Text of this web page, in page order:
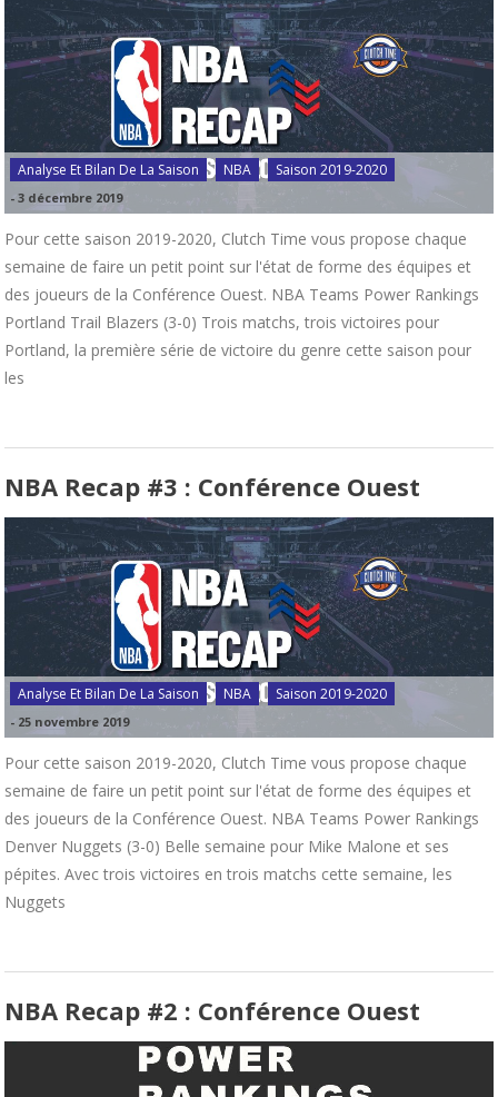
Analyse Et Bilan De La Saison NBA Saison 2019-2020
-3 décembre 2019
Pour cette saison 2019-2020, Clutch Time vous propose chaque
semaine de faire un petit point sur l'état de forme des équipes et
des joueurs de la Conférence Ouest. NBA Teams Power Rankings
Portland Trail Blazers (3-0) Trois matchs, trois victoires pour
Portland, la première série de victoire du genre cette saison pour
les
NBA Recap #3 : Conférence Ouest
Analyse Et Bilan De La Saison NBA Saison 2019-2020
- 25 novembre 2019
Pour cette saison 2019-2020, Clutch Time vous propose chaque
semaine de faire un petit point sur l'état de forme des équipes et
des joueurs de la Conférence Ouest. NBA Teams Power Rankings
Denver Nuggets (3-0) Belle semaine pour Mike Malone et ses
pépites. Avec trois victoires en trois matchs cette semaine, les
Nuggets
NBA Recap #2 : Conférence Ouest